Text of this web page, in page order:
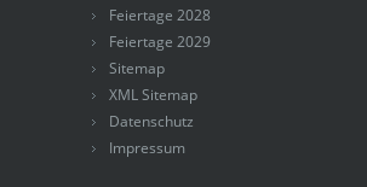
Feiertage 2028
Feiertage 2029
Sitemap
XML Sitemap
Datenschutz
Impressum